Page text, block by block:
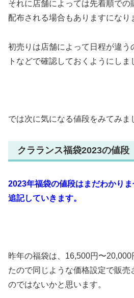
それに店舗によっては先着順での
配布される場合もありますになり
初売りは店舗によって日程が違う
トなどで確認しておくようにしま
では次に気になる値段をみてみま
クラランス福袋2023の値段
2023年福袋の値段はまだわかり
追記していきます。
昨年の福袋は、16,500円〜
たので同じような価格設定で販売
のではないかと思います。